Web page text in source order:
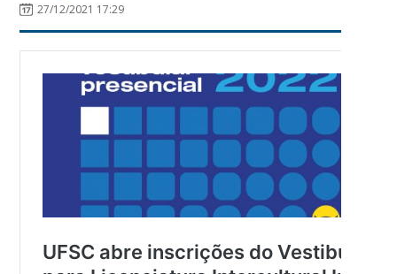
27/12/2021 17:29